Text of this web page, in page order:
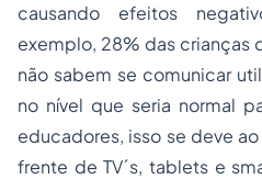
causando efeitos
exemplo, 28% das crianças
não sabem se comunicar
no nível que seria normal
educadores, isso se deve
frente de TV´s, tablets e